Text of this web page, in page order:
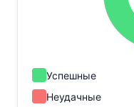
Успешные
Неудачные